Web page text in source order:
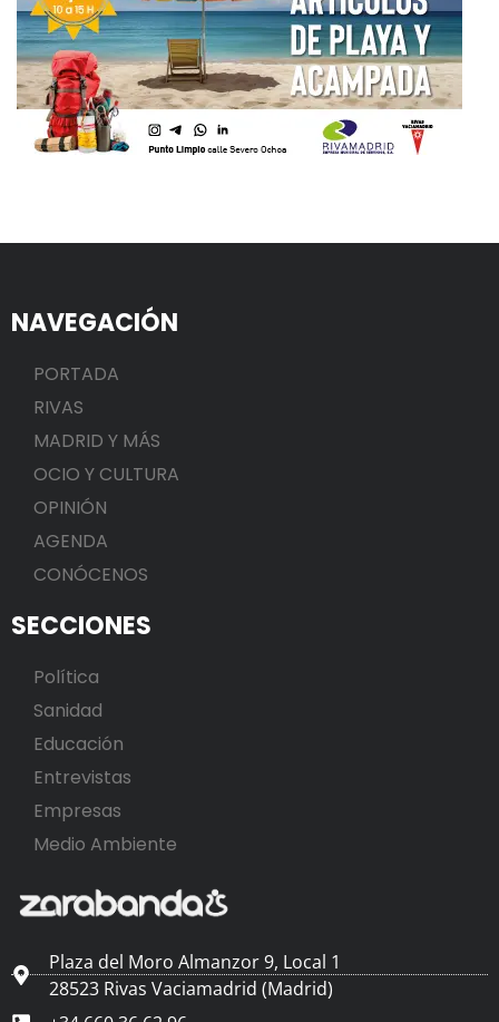
NAVEGACIÓN
PORTADA
RIVAS
MADRID Y MÁS
OCIO Y CULTURA
OPINIÓN
AGENDA
CONÓCENOS
SECCIONES
Política
Sanidad
Educación
Entrevistas
Empresas
Medio Ambiente
Plaza del Moro Almanzor 9, Local 1
28523 Rivas Vaciamadrid (Madrid)